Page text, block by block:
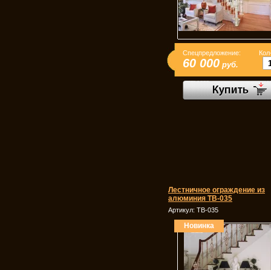
Спецпредложение:
60 000 руб.
Лестничное ограждение из
алюминия ТВ-035
Артикул: ТВ-035
Новинка